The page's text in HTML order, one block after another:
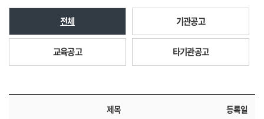
전체 기관공고
교육공고 타기관공고
제목 등록일